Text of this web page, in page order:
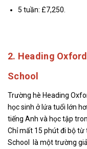
5 tuần: £7,250.
2. Heading
School
Trường hè Heading
học sinh ở lứa tuổi lớn
tiếng Anh và học tập
Chỉ mất 15 phút đi bộ
School là một trường